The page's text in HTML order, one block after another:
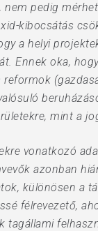
pedig
kibocsátás
a helyi
Ennek oka,
mint a
vonatkozó
azonban
különösen a
félrevezető,